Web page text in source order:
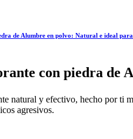
de Alumbre en polvo: Natural e ideal
con piedra de
natural y efectivo, hecho por ti
agresivos.